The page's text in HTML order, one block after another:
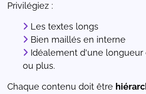
Privilégiez :
Les textes longs
Bien maillés en interne
Idéalement d'une longueur
ou plus.
Chaque contenu doit être